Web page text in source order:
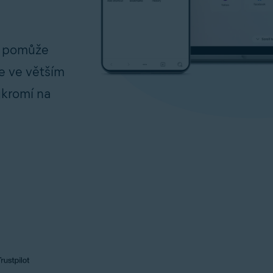
ve větším
na